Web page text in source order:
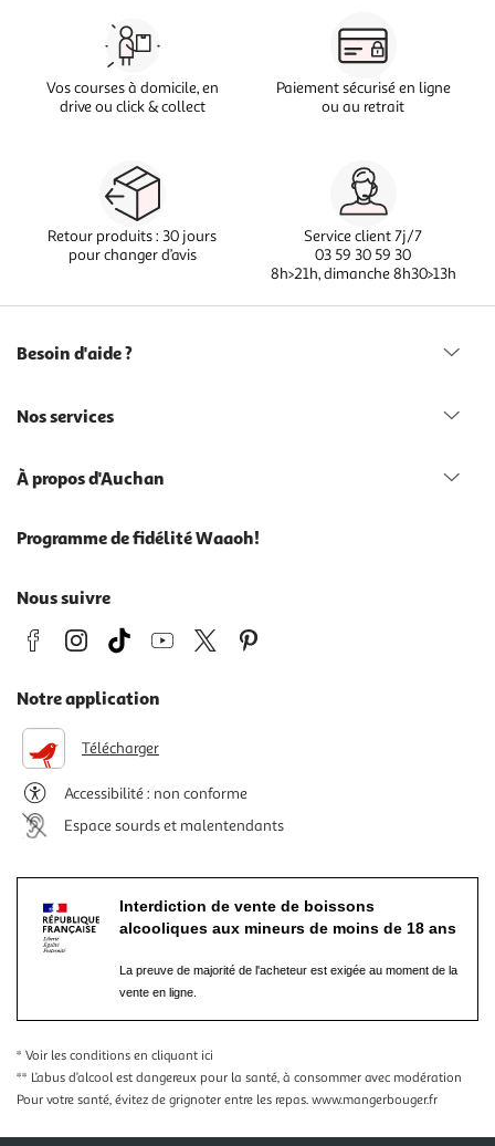
Vos courses à domicile, en
drive ou click & collect
Paiement sécurisé en ligne
ou au retrait
Retour produits : 30 jours
pour changer d’avis
Service client 7j/7
03 59 30 59 30
8h>21h, dimanche 8h30>13h
Besoin d'aide ?
Nos services
À propos d'Auchan
Programme de fidélité Waaoh!
Nous suivre
Notre application
Télécharger
Accessibilité : non conforme
Espace sourds et malentendants
Interdiction de vente de boissons
alcooliques aux mineurs de moins de 18 ans
La preuve de majorité de l'acheteur est exigée au moment de la
vente en ligne.
* Voir les conditions en cliquant ici
** L’abus d’alcool est dangereux pour la santé, à consommer avec modération
Pour votre santé, évitez de grignoter entre les repas. www.mangerbouger.fr